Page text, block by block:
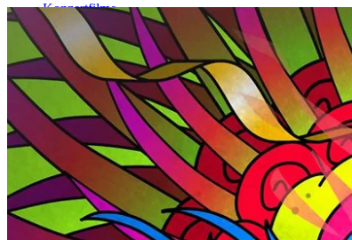
Konzertfilme
Flugaufnahmen
Musikvideos
Portraits & Dokumentarfilme